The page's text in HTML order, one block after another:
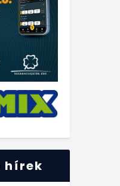
hírek